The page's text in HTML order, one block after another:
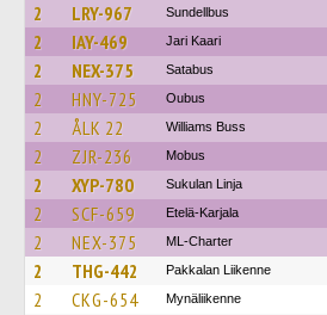
2 LRY-967 Sundellbus
2 IAY-469 Jari Kaari
2 NEX-375 Satabus
2 HNY-725 Oubus
2 ÅLK 22 Williams Buss
2 ZJR-236 Mobus
2 XYP-780 Sukulan Linja
2 SCF-659 Etelä-Karjala
2 NEX-375 ML-Charter
2 THG-442 Pakkalan Liikenne
2 CKG-654 Mynäliikenne